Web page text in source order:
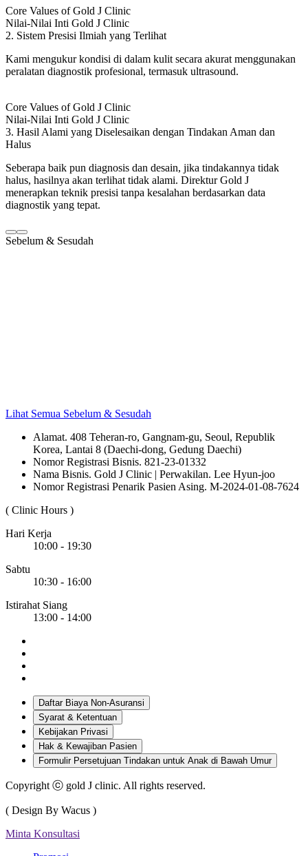
Core Values of Gold J Clinic
Nilai-Nilai Inti Gold J Clinic
2. Sistem Presisi Ilmiah yang Terlihat
Kami mengukur kondisi di dalam kulit secara akurat menggunakan
peralatan diagnostik profesional, termasuk ultrasound.
Core Values of Gold J Clinic
Nilai-Nilai Inti Gold J Clinic
3. Hasil Alami yang Diselesaikan dengan Tindakan Aman dan
Halus
Seberapa baik pun diagnosis dan desain, jika tindakannya tidak
halus, hasilnya akan terlihat tidak alami. Direktur Gold J
menerapkan teknik presisi tanpa kesalahan berdasarkan data
diagnostik yang tepat.
Sebelum & Sesudah
Lihat Semua Sebelum & Sesudah
Alamat. 408 Teheran-ro, Gangnam-gu, Seoul, Republik
Korea, Lantai 8 (Daechi-dong, Gedung Daechi)
Nomor Registrasi Bisnis. 821-23-01332
Nama Bisnis. Gold J Clinic | Perwakilan. Lee Hyun-joo
Nomor Registrasi Penarik Pasien Asing. M-2024-01-08-7624
( Clinic Hours )
Hari Kerja
10:00 - 19:30
Sabtu
10:30 - 16:00
Istirahat Siang
13:00 - 14:00
Daftar Biaya Non-Asuransi
Syarat & Ketentuan
Kebijakan Privasi
Hak & Kewajiban Pasien
Formulir Persetujuan Tindakan untuk Anak di Bawah Umur
Copyright ⓒ gold J clinic. All rights reserved.
( Design By Wacus )
Minta Konsultasi